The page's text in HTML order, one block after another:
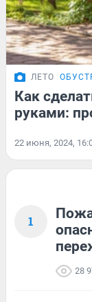
ЛЕТО
Как
руками:
22 июня, 2024,
1
28